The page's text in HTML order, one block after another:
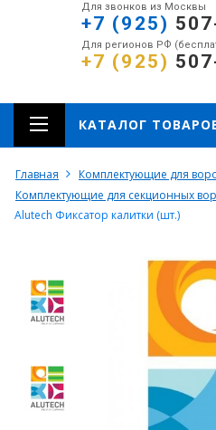
Для звонков из Москвы
+7 (925)
Для регионов РФ
+7 (925)
КАТАЛОГ
Главная
Комплектующие для
Комплектующие для секционных
Alutech Фиксатор калитки (шт.)